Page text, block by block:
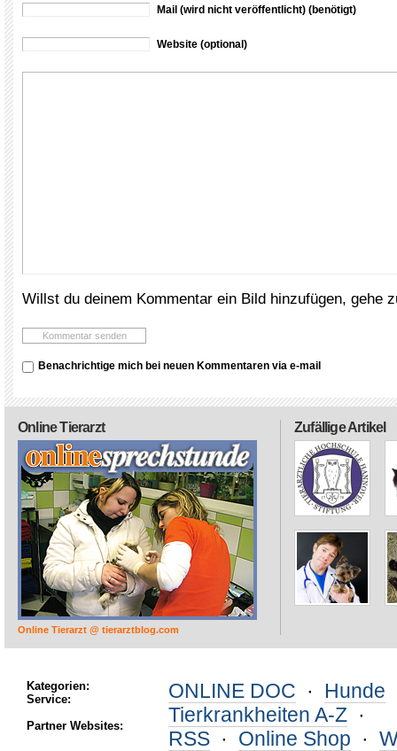
Mail (wird nicht veröffentlicht) (benötigt)
Website (optional)
Willst du deinem Kommentar ein Bild hinzufügen, gehe
Benachrichtige mich bei neuen Kommentaren via e-mail
Zufällige Artikel
Online Tierarzt
Online Tierarzt @ tierarztblog.com
Kategorien:
Service:
Partner Websites:
ONLINE DOC · Hunde
Tierkrankheiten A-Z ·
RSS · Online Shop ·